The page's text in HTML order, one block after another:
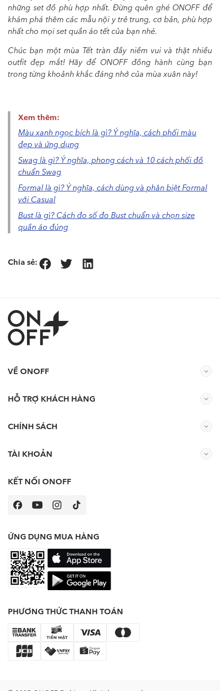
những set đồ phù hợp nhất. Đừng quên ghé ONOFF để
khám phá thêm các mẫu nội y trẻ trung, cơ bản, phù hợp
nhất cho mọi set quần áo tết của bạn nhé.
Chúc bạn một mùa Tết tràn đầy niềm vui và thật nhiều
outfit đẹp mắt! Hãy để ONOFF đồng hành cùng bạn
trong từng khoảnh khắc đáng nhớ của mùa xuân này!
Xem thêm:
Màu xanh ngọc bích là gì? Ý nghĩa, cách phối màu
đẹp và ứng dụng
Swag là gì? Ý nghĩa, phong cách và 10 cách phối đồ
chuẩn Swag
Formal là gì? Ý nghĩa, cách dùng và phân biệt Formal
với Casual
Bust là gì? Cách đo số đo Bust chuẩn và chọn size
quần áo đúng
Chia sẻ:
HỖ TRỢ KHÁCH HÀNG
TÀI KHOẢN
CHÍNH SÁCH
VỀ ONOFF
KẾT NỐI ONOFF
ỨNG DỤNG MUA HÀNG
PHƯƠNG THỨC THANH TOÁN